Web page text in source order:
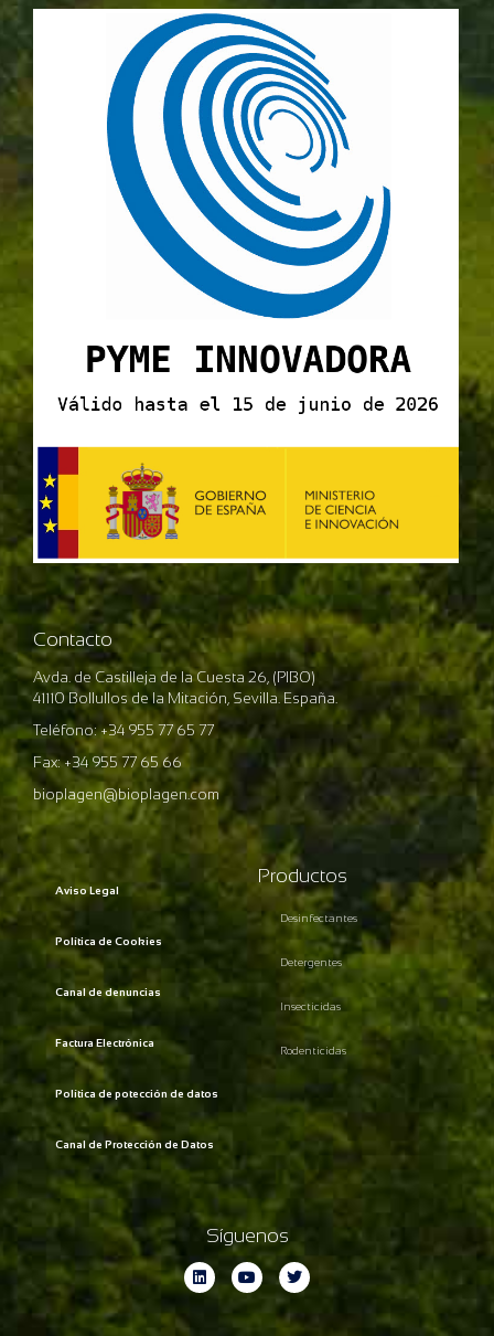
Contacto
Avda. de Castilleja de la Cuesta 26, (PIBO)
41110 Bollullos de la Mitación, Sevilla. España.
Teléfono: +34 955 77 65 77
Fax: +34 955 77 65 66
bioplagen@bioplagen.com
Aviso Legal
Política de Cookies
Canal de denuncias
Factura Electrónica
Política de potección de datos
Canal de Protección de Datos
Productos
Desinfectantes
Detergentes
Insecticidas
Rodenticidas
Síguenos